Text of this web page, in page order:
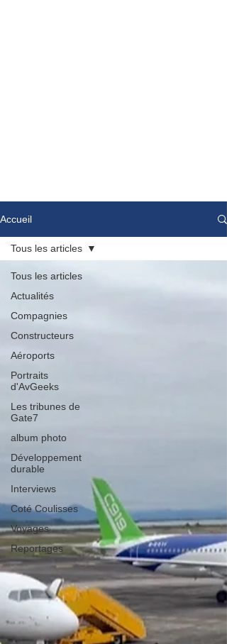
Accueil
Tous les articles
Actualités
Compagnies
Constructeurs
Aéroports
Portraits
d'AvGeeks
Les tribunes de
Gate7
album photo
Développement
durable
Interviews
Coté Coulisses
Voyages
Reportages
Tous les articles